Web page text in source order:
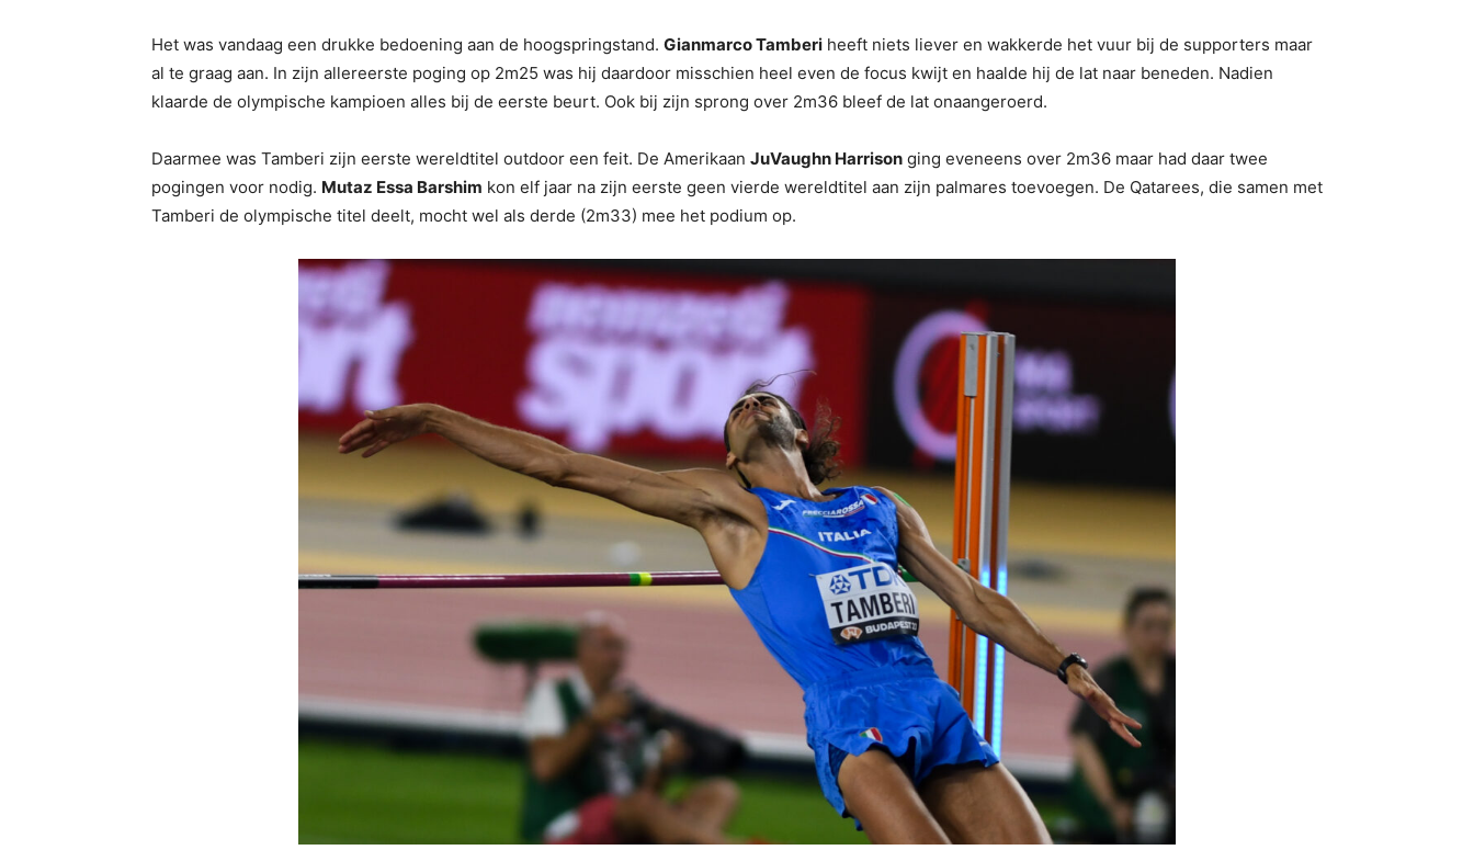
Het was vandaag een drukke bedoening aan de hoogspringstand. Gianmarco Tamberi heeft niets liever en wakkerde het vuur bij de supporters maar
al te graag aan. In zijn allereerste poging op 2m25 was hij daardoor misschien heel even de focus kwijt en haalde hij de lat naar beneden. Nadien
klaarde de olympische kampioen alles bij de eerste beurt. Ook bij zijn sprong over 2m36 bleef de lat onaangeroerd.
Daarmee was Tamberi zijn eerste wereldtitel outdoor een feit. De Amerikaan JuVaughn Harrison ging eveneens over 2m36 maar had daar twee
pogingen voor nodig. Mutaz Essa Barshim kon elf jaar na zijn eerste geen vierde wereldtitel aan zijn palmares toevoegen. De Qatarees, die samen met
Tamberi de olympische titel deelt, mocht wel als derde (2m33) mee het podium op.